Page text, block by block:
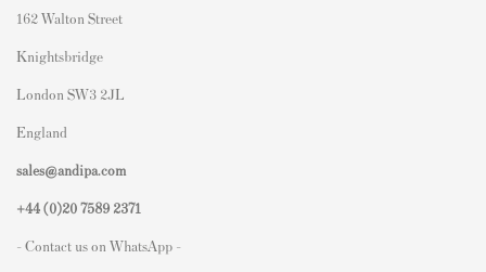
162 Walton Street
Knightsbridge
London SW3 2JL
England
sales@andipa.com
+44 (0)20 7589 2371
- Contact us on WhatsApp -